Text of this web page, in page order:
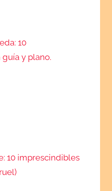
10
y plano.
10 imprescindibles